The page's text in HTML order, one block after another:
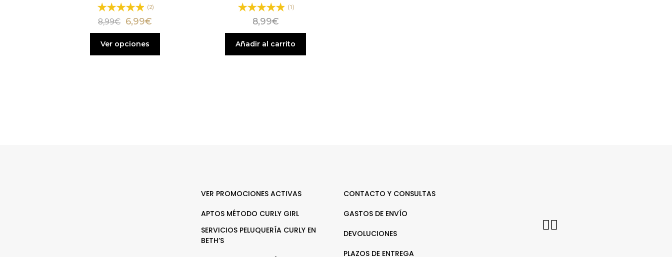
(2)
8,99€ 6,99€
Ver opciones
(1)
8,99€
Añadir al carrito
VER PROMOCIONES ACTIVAS
APTOS MÉTODO CURLY GIRL
SERVICIOS PELUQUERÍA CURLY EN
BETH’S
CONTACTO Y CONSULTAS
GASTOS DE ENVÍO
DEVOLUCIONES
PLAZOS DE ENTREGA